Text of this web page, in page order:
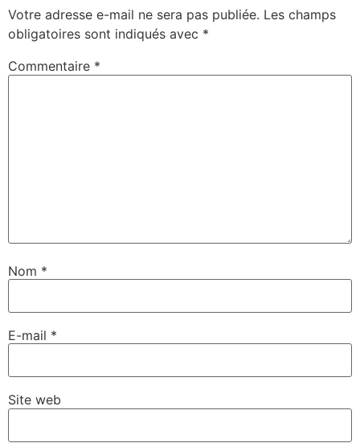
Votre adresse e-mail ne sera pas publiée. Les champs
obligatoires sont indiqués avec *
Commentaire *
Nom *
E-mail *
Site web